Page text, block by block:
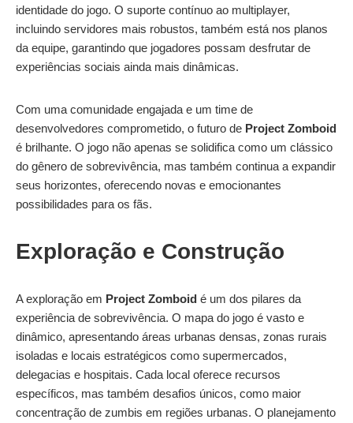
identidade do jogo. O suporte contínuo ao multiplayer,
incluindo servidores mais robustos, também está nos planos
da equipe, garantindo que jogadores possam desfrutar de
experiências sociais ainda mais dinâmicas.
Com uma comunidade engajada e um time de
desenvolvedores comprometido, o futuro de Project Zomboid
é brilhante. O jogo não apenas se solidifica como um clássico
do gênero de sobrevivência, mas também continua a expandir
seus horizontes, oferecendo novas e emocionantes
possibilidades para os fãs.
Exploração e Construção
A exploração em Project Zomboid é um dos pilares da
experiência de sobrevivência. O mapa do jogo é vasto e
dinâmico, apresentando áreas urbanas densas, zonas rurais
isoladas e locais estratégicos como supermercados,
delegacias e hospitais. Cada local oferece recursos
específicos, mas também desafios únicos, como maior
concentração de zumbis em regiões urbanas. O planejamento